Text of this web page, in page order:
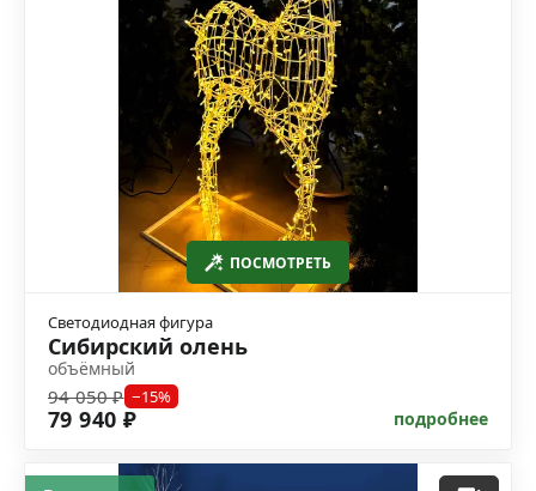
ПОСМОТРЕТЬ
Светодиодная фигура
Сибирский олень
объёмный
94 050 ₽ −15%
79 940 ₽ подробнее